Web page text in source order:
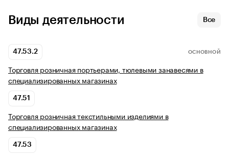
Виды деятельности Все
47.53.2 ОСНОВНОЙ
Торговля розничная портьерами, тюлевыми занавесями в
специализированных магазинах
47.51
Торговля розничная текстильными изделиями в
специализированных магазинах
47.53